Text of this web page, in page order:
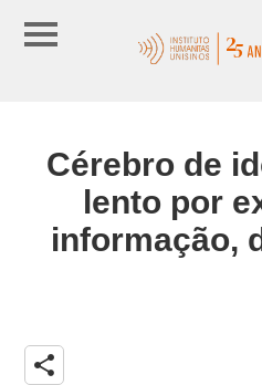
Cérebro de
lento por
informação,
share